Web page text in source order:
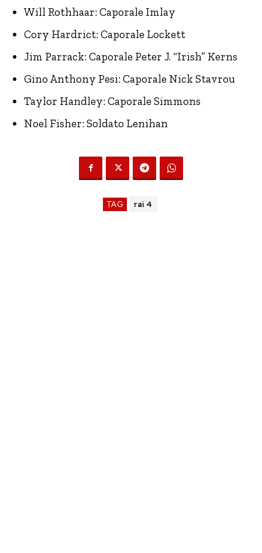
Will Rothhaar: Caporale Imlay
Cory Hardrict: Caporale Lockett
Jim Parrack: Caporale Peter J. “Irish” Kerns
Gino Anthony Pesi: Caporale Nick Stavrou
Taylor Handley: Caporale Simmons
Noel Fisher: Soldato Lenihan
TAG rai 4